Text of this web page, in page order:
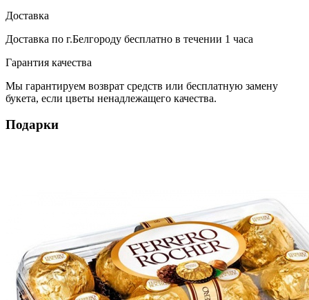
Доставка
Доставка по г.Белгороду бесплатно в течении 1 часа
Гарантия качества
Мы гарантируем возврат средств или бесплатную замену
букета, если цветы ненадлежащего качества.
Подарки